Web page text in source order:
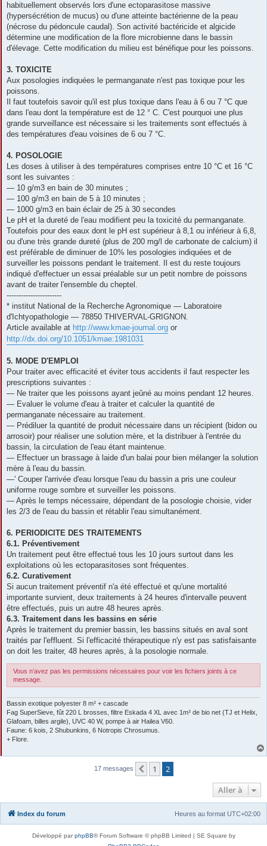
habituellement observés lors d'une ectoparasitose massive
(hypersécrétion de mucus) ou d'une atteinte bactérienne de la peau
(nécrose du pédoncule caudal). Son activité bactéricide et algicide
détermine une modification de la flore microbienne dans le bassin
d'élevage. Cette modification du milieu est bénéfique pour les poissons.
3. TOXICITE
Aux posologies indiquées le permanganate n'est pas toxique pour les
poissons.
Il faut toutefois savoir qu'il est plus toxique dans l'eau à 6 ou 7 °C que
dans l'eau dont la température est de 12 ° C. C'est pourquoi une plus
grande surveillance est nécessaire si les traitements sont effectués à
des températures d'eau voisines de 6 ou 7 °C.
4. POSOLOGIE
Les doses à utiliser à des températures comprises entre 10 °C et 16 °C
sont les suivantes :
— 10 g/m3 en bain de 30 minutes ;
— 100 g/m3 en bain de 5 à 10 minutes ;
— 1000 g/m3 en bain éclair de 25 à 30 secondes
Le pH et la dureté de l'eau modifient peu la toxicité du permanganate.
Toutefois pour des eaux dont le pH est supérieur à 8,1 ou inférieur à 6,8,
ou d'une très grande dureté (plus de 200 mg/l de carbonate de calcium) il
est préférable de diminuer de 10% les posologies indiquées et de
surveiller les poissons pendant le traitement. Il est du reste toujours
indiqué d'effectuer un essai préalable sur un petit nombre de poissons
avant de traiter l'ensemble du cheptel.
-----------------------
* institut National de la Recherche Agronomique — Laboratoire
d'Ichtyopathologie — 78850 THIVERVAL-GRIGNON.
Article available at http://www.kmae-journal.org or
http://dx.doi.org/10.1051/kmae:1981031
5. MODE D'EMPLOI
Pour traiter avec efficacité et éviter tous accidents il faut respecter les
prescriptions suivantes :
— Ne traiter que les poissons ayant jeûné au moins pendant 12 heures.
— Evaluer le volume d'eau à traiter et calculer la quantité de
permanganate nécessaire au traitement.
— Prédiluer la quantité de produit nécessaire dans un récipient (bidon ou
arrosoir) pour réaliser une solution mère, et la distribuer à l'entrée du
bassin, la circulation de l'eau étant maintenue.
— Effectuer un brassage à laide d'un balai pour bien mélanger la solution
mère à l'eau du bassin.
—' Couper l'arrivée d'eau lorsque l'eau du bassin a pris une couleur
uniforme rouge sombre et surveiller les poissons.
— Après le temps nécessaire, dépendant de la posologie choisie, vider
les 2/3 de l'eau du bassin et rétablir l'eau simultanément.
6. PERIODICITE DES TRAITEMENTS
6.1. Préventivement
Un traitement peut être effectué tous les 10 jours surtout dans les
exploitations où les ectoparasitoses sont fréquentes.
6.2. Curativement
Si aucun traitement préventif n'a été effectué et qu'une mortalité
importante survient, deux traitements à 24 heures d'intervalle peuvent
être effectués, puis un autre 48 heures après.
6.3. Traitement dans les bassins en série
Après le traitement du premier bassin, les bassins situés en aval sont
traités par l'effluent. Si l'efficacité thérapeutique n'y est pas satisfaisante
on doit les traiter, 48 heures après, à la posologie normale.
Vous n’avez pas les permissions nécessaires pour voir les fichiers joints à ce
message.
Bassin exotique polyester 8 m³ + cascade
Fag SuperSieve, fût 220 L brosses, filtre Eskada 4 XL avec 1m³ de bio net (TJ et Helix,
Glafoam, billes argile), UVC 40 W, pompe à air Hailea V60.
Faune: 6 kois, 2 Shubunkins, 6 Notropis Chrosumus.
+ Flore.
17 messages Précédente
1
2
Aller à
Index du forum Heures au format UTC+02:00
Développé parphpBB® Forum Software © phpBB Limited | SE Square by